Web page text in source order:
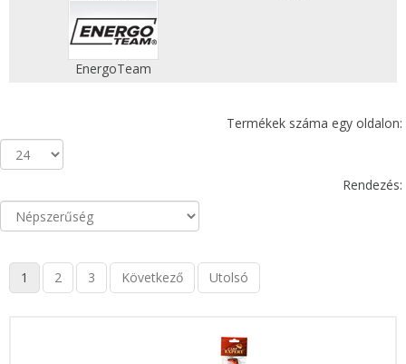
EnergoTeam
Termékek száma egy oldalon:
Rendezés:
1 2 3 Következő Utolsó